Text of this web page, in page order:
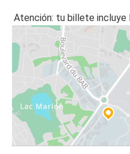
Atención: tu billete incluye